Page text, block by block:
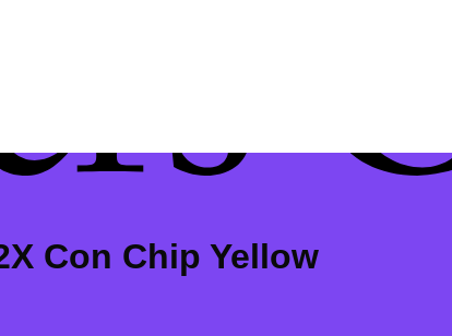
Con Chip Yellow